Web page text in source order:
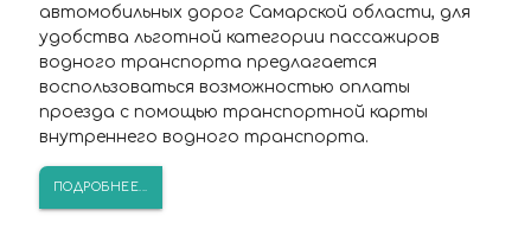
автомобильных дорог Самарской области, для
удобства льготной категории пассажиров
водного транспорта предлагается
воспользоваться возможностью оплаты
проезда с помощью транспортной карты
внутреннего водного транспорта.
ПОДРОБНЕЕ...